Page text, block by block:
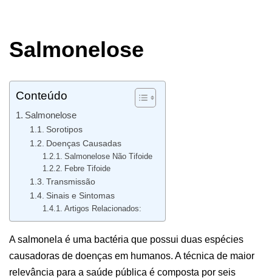
Salmonelose
Conteúdo
Salmonelose
Sorotipos
Doenças Causadas
Salmonelose Não Tifoide
Febre Tifoide
Transmissão
Sinais e Sintomas
Artigos Relacionados:
A salmonela é uma bactéria que possui duas espécies
causadoras de doenças em humanos. A técnica de maior
relevância para a saúde pública é composta por seis